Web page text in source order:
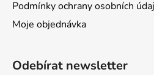
Podmínky ochrany osobních
Moje objednávka
Odebírat newsletter